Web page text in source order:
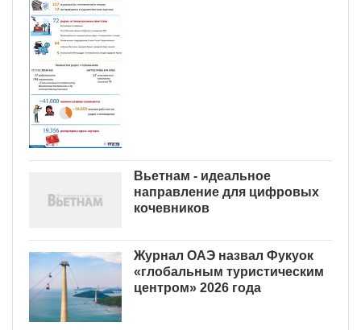
Вьетнам - идеальное
направление для цифровых
кочевников
Журнал ОАЭ назвал Фукуок
«глобальным туристическим
центром» 2026 года